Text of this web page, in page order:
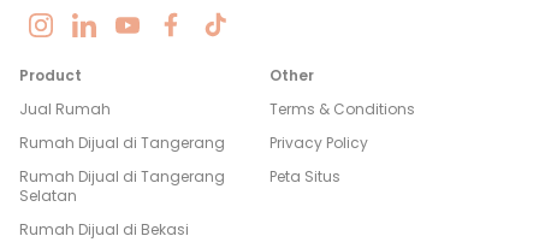
Product
Jual Rumah
Rumah Dijual di Tangerang
Rumah Dijual di Tangerang
Selatan
Rumah Dijual di Bekasi
Other
Terms & Conditions
Privacy Policy
Peta Situs